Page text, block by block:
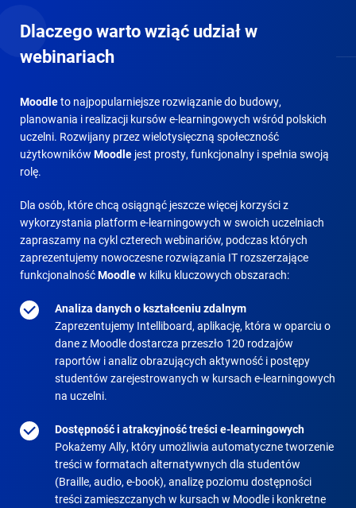
Dlaczego warto wziąć udział w
webinariach
Moodleto najpopularniejsze rozwiązanie do budowy,
planowania i realizacji kursów e-learningowych wśród polskich
uczelni. Rozwijany przez wielotysięczną społeczność
użytkowników Moodle jest prosty, funkcjonalny i spełnia swoją
rolę.
Dla osób, które chcą osiągnąć jeszcze więcej korzyści z
wykorzystania platform e-learningowych w swoich uczelniach
zapraszamy na cykl czterech webinariów, podczas których
zaprezentujemy nowoczesne rozwiązania IT rozszerzające
funkcjonalnośćMoodlew kilku kluczowych obszarach:
Analiza danych o kształceniu zdalnym
Zaprezentujemy Intelliboard, aplikację, która w oparciu o
dane z Moodle dostarcza przeszło 120 rodzajów
raportów i analiz obrazujących aktywność i postępy
studentów zarejestrowanych w kursach e-learningowych
na uczelni.
Dostępność i atrakcyjność treści e-learningowych
Pokażemy Ally, który umożliwia automatyczne tworzenie
treści w formatach alternatywnych dla studentów
(Braille, audio, e-book), analizę poziomu dostępności
treści zamieszczanych w kursach w Moodle i konkretne